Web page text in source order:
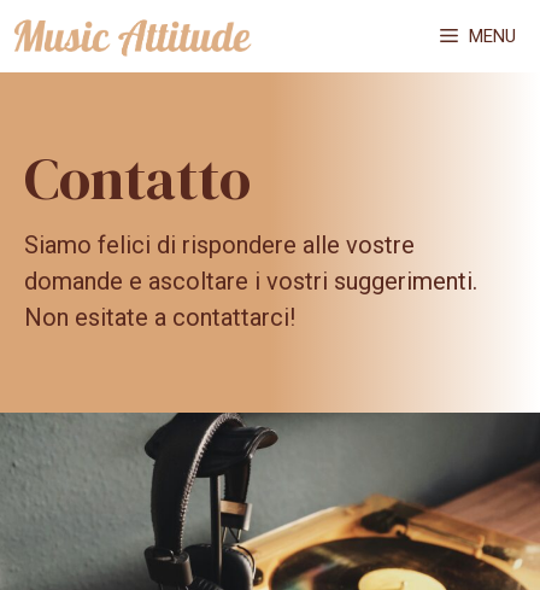
Vai
al
MENU
Contatto
Siamo felici di rispondere alle vostre
domande e ascoltare i vostri suggerimenti.
Non esitate a contattarci!